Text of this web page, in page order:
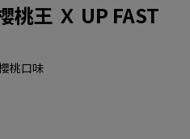
桃王 Ｘ UP FAST
桃口味